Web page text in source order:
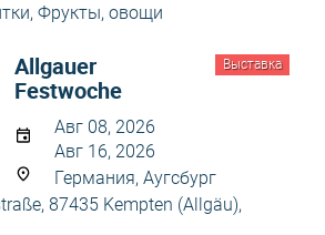
, Фрукты, овощи
Выставка
Allgаuer
Festwoche
Авг 08, 2026
Авг 16, 2026
Германия, Аугсбург
87435 Kempten (Allgäu),